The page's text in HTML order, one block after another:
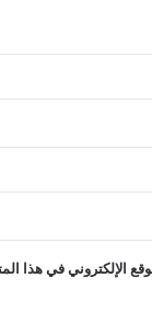
الإلكتروني في هذا